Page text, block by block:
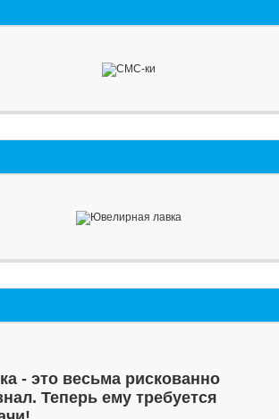
- это весьма рискованно
Теперь ему требуется